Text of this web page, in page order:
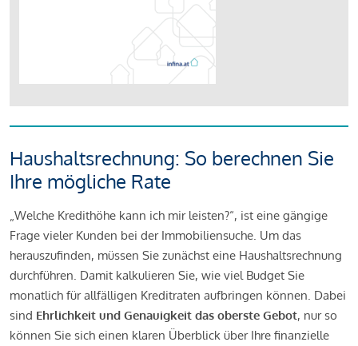
Haushaltsrechnung: So berechnen Sie
Ihre mögliche Rate
„Welche Kredithöhe kann ich mir leisten?“, ist eine gängige
Frage vieler Kunden bei der Immobiliensuche. Um das
herauszufinden, müssen Sie zunächst eine Haushaltsrechnung
durchführen. Damit kalkulieren Sie, wie viel Budget Sie
monatlich für allfälligen Kreditraten aufbringen können. Dabei
sind Ehrlichkeit und Genauigkeit das oberste Gebot, nur so
können Sie sich einen klaren Überblick über Ihre finanzielle